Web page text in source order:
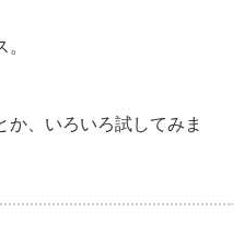
か、いろいろ試してみま